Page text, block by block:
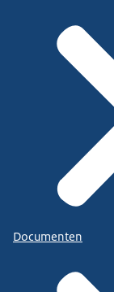
Documenten